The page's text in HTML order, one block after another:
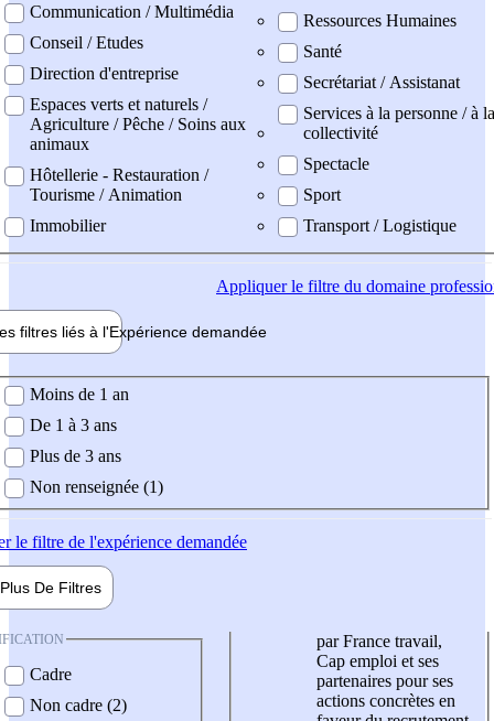
Communication / Multimédia
Conseil / Etudes
Direction d'entreprise
Espaces verts et naturels /
Agriculture / Pêche / Soins aux
animaux
Hôtellerie - Restauration /
Tourisme / Animation
Immobilier
Ressources Humaines
Santé
Secrétariat / Assistanat
Services à la personne / à la
collectivité
Spectacle
Sport
Transport / Logistique
Appliquerle filtre du domaine
filtres liés à l'Expérience demandée
demandée
Moins de 1 an
De 1 à 3 ans
Plus de 3 ans
Non renseignée (1)
le filtre de l'expérience demandée
Plus De Filtres
Cadre
Non cadre (2)
par France travail,
Cap emploi et ses
partenaires pour ses
actions concrètes en